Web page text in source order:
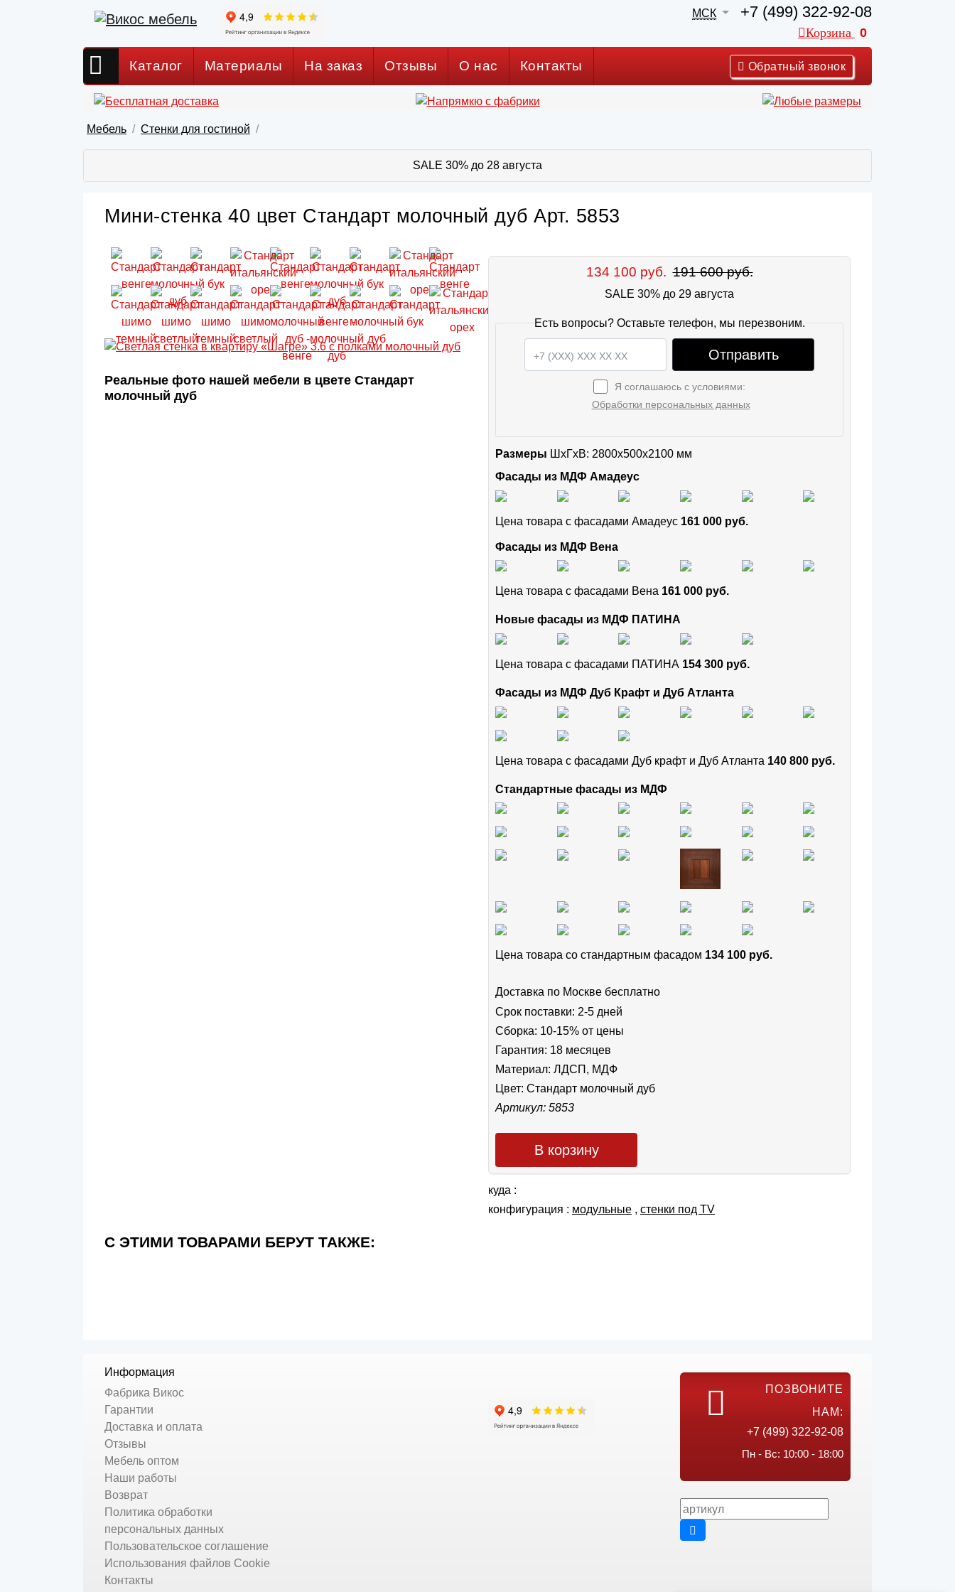
МСК +7 (499) 322-92-08
Корзина 0
Каталог Материалы На заказ Отзывы О нас Контакты Обратный звонок
Мебель Стенки для гостиной
SALE 30% до 28 августа
Мини-стенка 40 цвет Стандарт молочный дуб Арт. 5853
Реальные фото нашей мебели в цвете Стандарт
молочный дуб
134 100 руб. 191 600 руб.
SALE 30% до 29 августа
Есть вопросы? Оставьте телефон, мы перезвоним.
Отправить
Я соглашаюсь с условиями:
Обработки персональных данных
Размеры ШxГхВ: 2800x500x2100 мм
Фасады из МДФ Амадеус
Цена товара с фасадами Амадеус 161 000 руб.
Фасады из МДФ Вена
Цена товара с фасадами Вена 161 000 руб.
Новые фасады из МДФ ПАТИНА
Цена товара с фасадами ПАТИНА 154 300 руб.
Фасады из МДФ Дуб Крафт и Дуб Атланта
Цена товара с фасадами Дуб крафт и Дуб Атланта 140 800 руб.
Стандартные фасады из МДФ
Цена товара cо стандартным фасадом 134 100 руб.
Доставка по Москве бесплатно
Срок поставки: 2-5 дней
Сборка: 10-15% от цены
Гарантия: 18 месяцев
Материал: ЛДСП, МДФ
Цвет: Стандарт молочный дуб
Артикул: 5853
В корзину
куда :
конфигурация : модульные , cтенки под TV
С ЭТИМИ ТОВАРАМИ БЕРУТ ТАКЖЕ:
Информация
Фабрика Викос
Гарантии
Доставка и оплата
Отзывы
Мебель оптом
Наши работы
Возврат
Политика обработки
персональных данных
Пользовательское соглашение
Использования файлов Cookie
Контакты
ПОЗВОНИТЕ
НАМ:
+7 (499) 322-92-08
Пн - Вс: 10:00 - 18:00